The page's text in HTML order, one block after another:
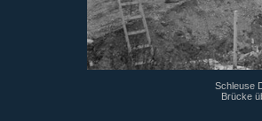
Schleuse
Brücke